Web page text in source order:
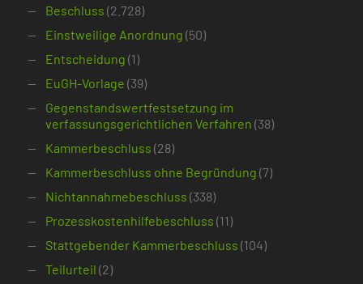
Beschluss (2.728)
Einstweilige Anordnung (50)
Entscheidung (1)
EuGH-Vorlage (39)
Gegenstandswertfestsetzung im
verfassungsgerichtlichen Verfahren (38)
Kammerbeschluss (28)
Kammerbeschluss ohne Begründung (7)
Nichtannahmebeschluss (338)
Prozesskostenhilfebeschluss (11)
Stattgebender Kammerbeschluss (104)
Teilurteil (2)